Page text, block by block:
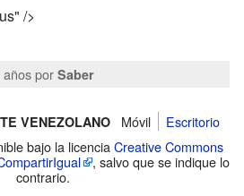
/>
añospor Saber
VENEZOLANO Móvil
Escritorio
bajo la licenciaCreative Commons
, salvo que se indique lo
contrario.